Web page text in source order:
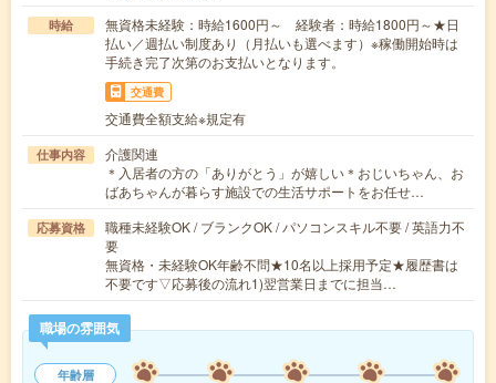
時給
無資格未経験：時給1600円～ 経験者：時給1800円～★日
払い／週払い制度あり（月払いも選べます）※稼働開始時は
手続き完了次第のお支払いとなります。
交通費
交通費全額支給※規定有
仕事内容
介護関連
＊入居者の方の「ありがとう」が嬉しい＊おじいちゃん、お
ばあちゃんが暮らす施設での生活サポートをお任せ…
応募資格
職種未経験OK / ブランクOK / パソコンスキル不要 / 英語力不
要
無資格・未経験OK年齢不問★10名以上採用予定★履歴書は
不要です▽応募後の流れ1)翌営業日までに担当…
職場の雰囲気
年齢層